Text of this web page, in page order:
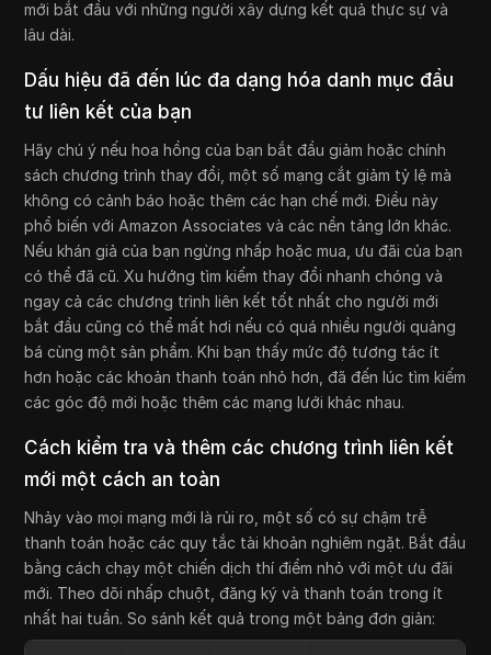
mới bắt đầu với những người xây dựng kết quả thực sự và
lâu dài.
Dấu hiệu đã đến lúc đa dạng hóa danh mục đầu
tư liên kết của bạn
Hãy chú ý nếu hoa hồng của bạn bắt đầu giảm hoặc chính
sách chương trình thay đổi, một số mạng cắt giảm tỷ lệ mà
không có cảnh báo hoặc thêm các hạn chế mới. Điều này
phổ biến với Amazon Associates và các nền tảng lớn khác.
Nếu khán giả của bạn ngừng nhấp hoặc mua, ưu đãi của bạn
có thể đã cũ. Xu hướng tìm kiếm thay đổi nhanh chóng và
ngay cả các chương trình liên kết tốt nhất cho người mới
bắt đầu cũng có thể mất hơi nếu có quá nhiều người quảng
bá cùng một sản phẩm. Khi bạn thấy mức độ tương tác ít
hơn hoặc các khoản thanh toán nhỏ hơn, đã đến lúc tìm kiếm
các góc độ mới hoặc thêm các mạng lưới khác nhau.
Cách kiểm tra và thêm các chương trình liên kết
mới một cách an toàn
Nhảy vào mọi mạng mới là rủi ro, một số có sự chậm trễ
thanh toán hoặc các quy tắc tài khoản nghiêm ngặt. Bắt đầu
bằng cách chạy một chiến dịch thí điểm nhỏ với một ưu đãi
mới. Theo dõi nhấp chuột, đăng ký và thanh toán trong ít
nhất hai tuần. So sánh kết quả trong một bảng đơn giản: